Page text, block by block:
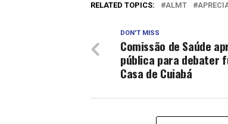
RELATED TOPICS: ALMT
DON'T MISS
Comissão de Saúde
pública para debater
Casa de Cuiabá